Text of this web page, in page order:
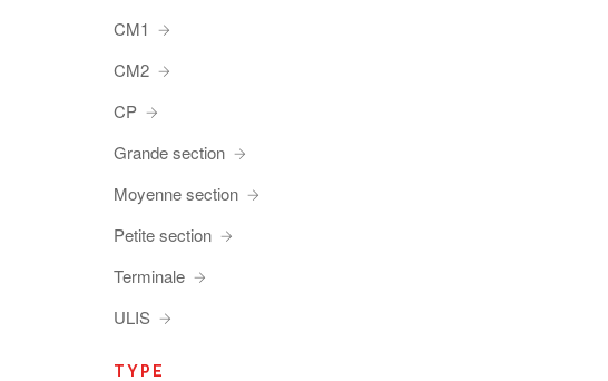
CM1
CM2
CP
Grande section
Moyenne section
Petite section
Terminale
ULIS
TYPE